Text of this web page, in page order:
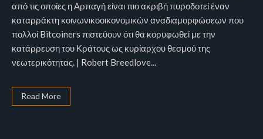
από τις οποίες η Αρπαγή είναι πιο ακριβή πυροδοτεί έναν
καταρράκτη κοινωνικοοικονομικών αναδιαμορφώσεων που
πολλοί Bitcoiners πιστεύουν ότι θα κορυφωθεί με την
κατάρρευση του Κράτους ως κυρίαρχου θεσμού της
νεωτερικότητας. | Robert Breedlove...
Read More